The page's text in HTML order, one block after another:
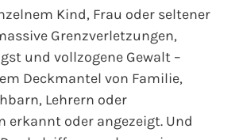
Kind, Frau oder seltener
Grenzverletzungen,
und vollzogene Gewalt –
Deckmantel von Familie,
Lehrern oder
erkannt oder angezeigt. Und